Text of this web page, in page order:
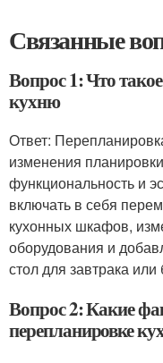
Связанные
Вопрос 1: Что
кухню
Ответ:
изменения
функциональность и
включать в себя
кухонных шкафов,
оборудования и
стол для завтрака или
Вопрос 2: Какие
перепланировке